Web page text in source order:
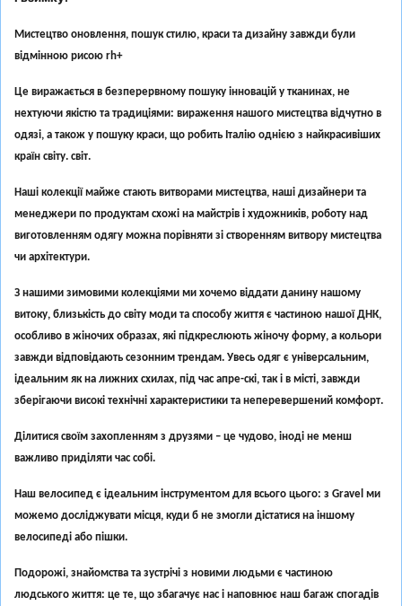
Мистецтво оновлення, пошук стилю, краси та дизайну завжди були
відмінною рисою rh+
Це виражається в безперервному пошуку інновацій у тканинах, не
нехтуючи якістю та традиціями: вираження нашого мистецтва відчутно в
одязі, а також у пошуку краси, що робить Італію однією з найкрасивіших
країн світу. світ.
Наші колекції майже стають витворами мистецтва, наші дизайнери та
менеджери по продуктам схожі на майстрів і художників, роботу над
виготовленням одягу можна порівняти зі створенням витвору мистецтва
чи архітектури.
З нашими зимовими колекціями ми хочемо віддати данину нашому
витоку, близькість до світу моди та способу життя є частиною нашої ДНК,
особливо в жіночих образах, які підкреслюють жіночу форму, а кольори
завжди відповідають сезонним трендам. Увесь одяг є універсальним,
ідеальним як на лижних схилах, під час апре-скі, так і в місті, завжди
зберігаючи високі технічні характеристики та неперевершений комфорт.
Ділитися своїм захопленням з друзями – це чудово, іноді не менш
важливо приділяти час собі.
Наш велосипед є ідеальним інструментом для всього цього: з Gravel ми
можемо досліджувати місця, куди б не змогли дістатися на іншому
велосипеді або пішки.
Подорожі, знайомства та зустрічі з новими людьми є частиною
людського життя: це те, що збагачує нас і наповнює наш багаж спогадів